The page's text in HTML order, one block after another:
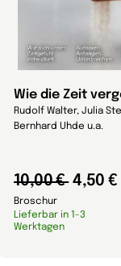
Wie die Zeit
Rudolf Walter, Julia
Bernhard Uhde u.a.
10,00 € 4,50 €
Broschur
Lieferbar in 1-3
Werktagen